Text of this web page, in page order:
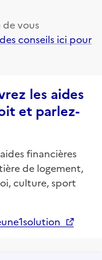
de vous
conseils ici pour
les aides
et parlez-
financières
de logement,
culture, sport